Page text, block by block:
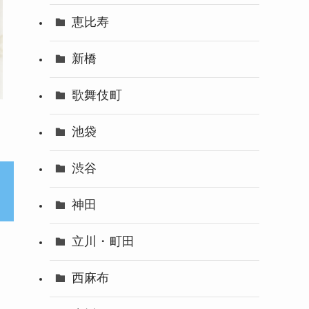
恵比寿
新橋
歌舞伎町
池袋
渋谷
神田
立川・町田
西麻布